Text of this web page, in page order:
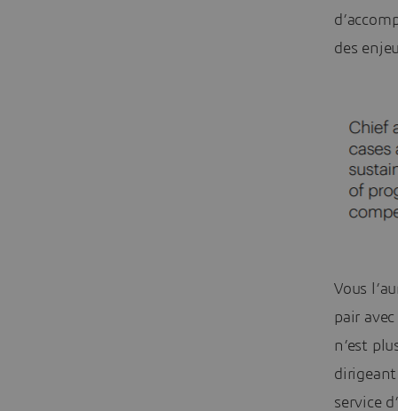
des
Vous
pair
n’est
service